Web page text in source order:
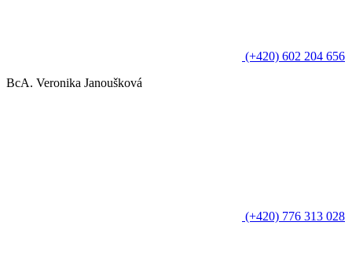
(+420) 602 204 656
BcA. Veronika Janoušková
(+420) 776 313 028